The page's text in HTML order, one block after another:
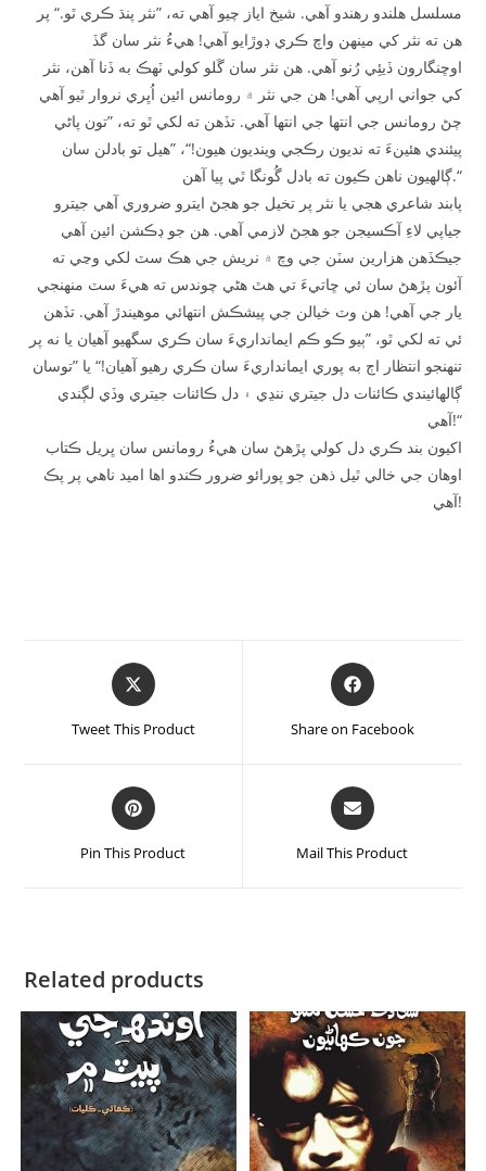
مسلسل هلندو رهندو آهي. شيخ اياز چيو آهي ته، ”نثر پنڌ ڪري ٿو.“ پر
هن ته نثر کي مينھن واچ ڪري ڊوڙايو آهي! هيءُ نثر سان گڏ
اوڇنگارون ڏيئِي رُنو آهي. ھن نثر سان گَلو کولي ٽھڪ به ڏنا آھن، نثر
کي جواني ارپي آھي! ھن جي نثر ۾ رومانس ائين اُڀري نروار ٿيو آهي
ڄڻ رومانس جي انتھا جي انتھا آهي. تڏهن ته لکي ٿو ته، ”تون پاڻي
پيئندي هئينءَ ته نديون رڪجي وينديون هيون!“، ”هيل تو بادلن سان
ڳالھيون ناهن ڪيون ته بادل گُونگا ٿي پيا آهن.“
پابند شاعري هجي يا نثر پر تخيل جو هجڻ ايترو ضروري آهي جيترو
جياپي لاءِ آڪسيجن جو هجڻ لازمي آهي. هن جو ڊڪشن ائين آهي
جيڪڏھن هزارين سٽن جي وچ ۾ نريش جي هڪ سٽ لکي وڃي ته
آئون پڙهڻ سان ئي ڇاتيءَ تي هٿ هڻي چوندس ته هيءَ سٽ منھنجي
يار جي آهي! ھن وٽ خيالن جي پيشڪش انتھائي موهيندڙ آهي. تڏھن
ئي ته لکي ٿو، ”ٻيو ڪو ڪم ايمانداريءَ سان ڪري سگهيو آهيان يا نه پر
تنھنجو انتظار اڄ به پوري ايمانداريءَ سان ڪري رهيو آهيان!“ يا ”توسان
ڳالھائيندي ڪائنات دل جيتري ننڍي ۽ دل ڪائنات جيتري وڏي لڳندي
آهي!“
اکيون بند ڪري دل کولي پڙهڻ سان هيءُ رومانس سان ڀريل ڪتاب
اوهان جي خالي ٿيل ذهن جو پورائو ضرور ڪندو اها اميد ناهي پر پڪ
آھي!
Tweet This Product Share on Facebook
Pin This Product Mail This Product
Related products